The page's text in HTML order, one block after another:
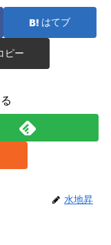
はてブ
ピー
水地昇